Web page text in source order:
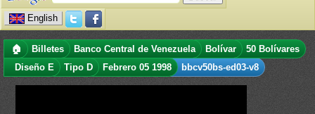
English
🏠 Billetes Banco Central de Venezuela Bolívar
50 Bolívares
Diseño E
Tipo D Febrero 05 1998 bbcv50bs-ed03-v8